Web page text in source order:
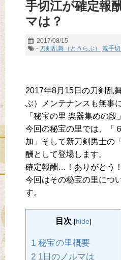
手切江が確定報
マは？
2017/08/15
- 刀剣乱舞（とうらぶ） 篭手
2017年8月15日の刀剣乱
ぶ）メンテナンスも無事
「秘宝の里 楽器集めの段
今回の秘宝の里では、「
加」そして新刀剣男士の
酬として登場します。
確定報酬…！ありがとう！
今回はその秘宝の里につ
す。
目次 [hide]
1 秘宝の里概要
2 1日のノルマは